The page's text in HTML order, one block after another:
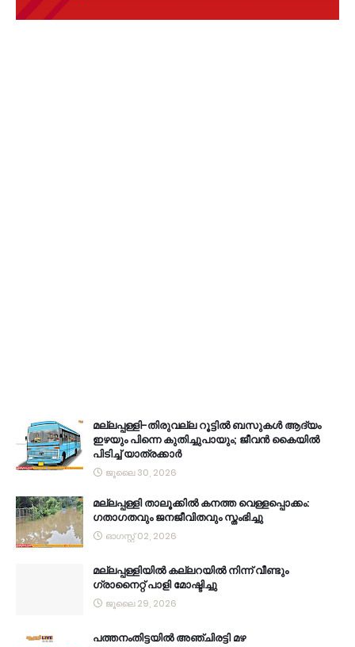
മല്ലപ്പള്ളി-തിരുവല്ല റൂട്ടിൽ ബസുകൾ ആദ്യം
ഇഴയും പിന്നെ കുതിച്ചുപായും; ജീവൻ കൈയിൽ
പിടിച്ച് യാത്രക്കാർ
ജൂലൈ 30, 2026
മല്ലപ്പള്ളി താലൂക്കിൽ കനത്ത വെള്ളപ്പൊക്കം:
ഗതാഗതവും ജനജീവിതവും സ്തംഭിച്ചു
ഓഗസ്റ്റ് 02, 2026
മല്ലപ്പള്ളിയിൽ കല്ലറയിൽ നിന്ന് വീണ്ടും
ഗ്രാനൈറ്റ് പാളി മോഷ്ടിച്ചു
ജൂലൈ 29, 2026
പത്തനംതിട്ടയിൽ അഞ്ചിരട്ടി മഴ